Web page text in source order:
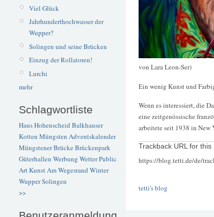
Viel Glück
Jahrhunderthochwasser der
Wupper?
Solingen und seine Brücken
Einzug der Rollatoren!
Lurchi
mehr
Schlagwortliste
Haus Hohenscheid Balkhauser
Kotten Müngsten Adventskalender
Müngstener BrückeBrückenpark
Güterhallen Werbung WetterPublic
ArtKunstAm Wegesrand Winter
WupperSolingen
>>
von Lara Leon-Ser)
Ein wenig Kunst und
Wenn es interessiert, die
eine zeitgenössische
arbeitete seit 1938 in New
Trackback URL for this
https://blog.tetti.de/de/
tetti's blog